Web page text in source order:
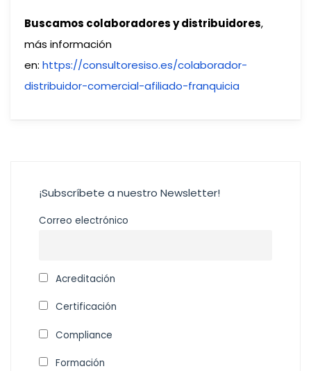
Buscamos colaboradores y distribuidores,
más información
en: https://consultoresiso.es/colaborador-
distribuidor-comercial-afiliado-franquicia
¡Subscríbete a nuestro Newsletter!
Correo electrónico
Acreditación
Certificación
Compliance
Formación